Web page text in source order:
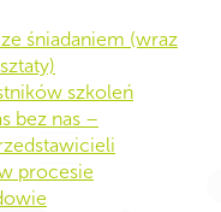
śniadaniem (wraz
szkoleń
bez nas –
procesie